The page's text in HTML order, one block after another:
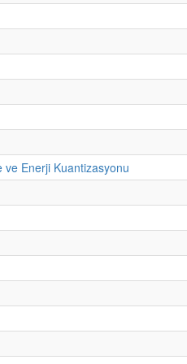
Enerji Kuantizasyonu